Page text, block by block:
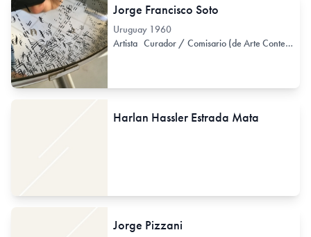
Jorge Francisco Soto
Uruguay 1960
Artista Curador / Comisario (de Arte Contemporáneo)
Harlan Hassler Estrada Mata
Jorge Pizzani